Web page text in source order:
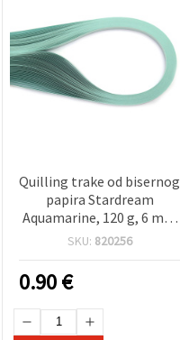
Quilling trake od bisernog
papira Stardream
Aquamarine, 120 g, 6 mm
x 35 cm - 50 kom
SKU: 820256
0.90€